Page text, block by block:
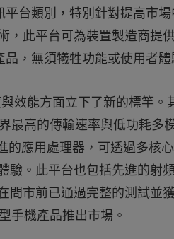
台類別，特別針對提高市
，此平台可為裝置製造商提
，無須犧牲功能或使用者體
效能方面立下了新的標竿
最高的傳輸速率與低功耗多
的應用處理器，可透過多核
驗。此平台也包括先進的射
問市前已通過完整的測試並
手機產品推出市場。